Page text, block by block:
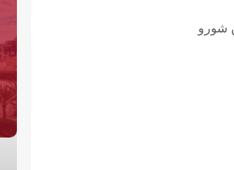
شورو